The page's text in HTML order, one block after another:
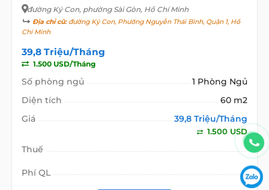
đường Ký Con, phường Sài Gòn, Hồ Chí Minh
Địa chỉ cũ:đường Ký Con, Phường Nguyễn Thái Bình, Quận 1, Hồ
Chí Minh
39,8 Triệu/Tháng
1.500 USD/Tháng
Số phòng ngủ
1 Phòng Ngủ
Diện tích
60 m2
Giá
39,8 Triệu/Tháng
1.500 USD
Thuế
Phí QL